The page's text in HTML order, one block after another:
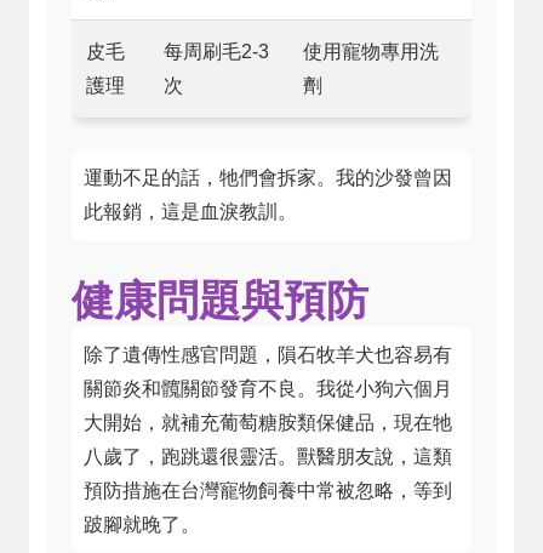
皮毛
護理
每周刷毛2-3
次
使用寵物專用洗
劑
運動不足的話，牠們會拆家。我的沙發曾因
此報銷，這是血淚教訓。
健康問題與預防
除了遺傳性感官問題，隕石牧羊犬也容易有
關節炎和髖關節發育不良。我從小狗六個月
大開始，就補充葡萄糖胺類保健品，現在牠
八歲了，跑跳還很靈活。獸醫朋友說，這類
預防措施在台灣寵物飼養中常被忽略，等到
跛腳就晚了。